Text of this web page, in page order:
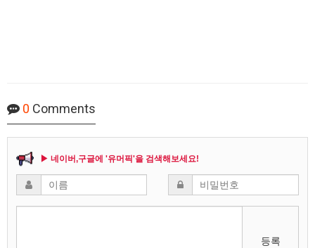
0 Comments
▶ 네이버,구글에 '유머픽'을 검색해보세요!
등록